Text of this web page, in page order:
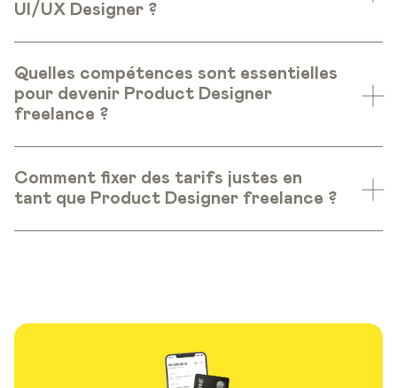
UI/UX Designer ?
Quelles compétences sont essentielles
pour devenir Product Designer
freelance ?
Comment fixer des tarifs justes en
tant que Product Designer freelance ?